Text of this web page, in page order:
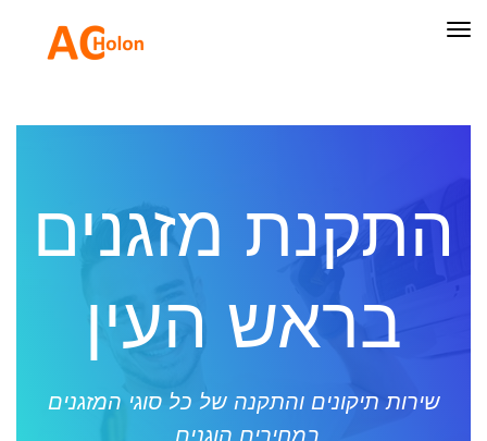
תפריט
התקנת מזגנים
בראש העין
שירות תיקונים והתקנה של כל סוגי המזגנים
במחירים הוגנים.